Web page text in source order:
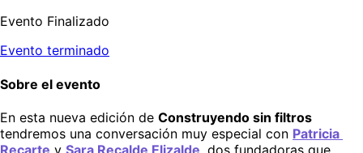
Evento Finalizado
Evento terminado
Sobre el evento
En esta nueva edición de
tendremos una conversación muy especial con Patricia
Recarte y Sara Recalde Elizalde, dos fundadoras que